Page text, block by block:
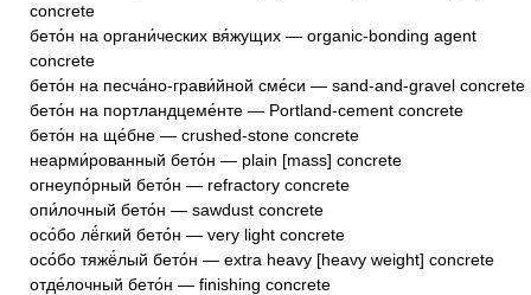
concrete
бето́н на органи́ческих вя́жущих — organic-bonding agent
concrete
бето́н на песча́но-грави́йной сме́си — sand-and-gravel concrete
бето́н на портландцеме́нте — Portland-cement concrete
бето́н на ще́бне — crushed-stone concrete
неарми́рованный бето́н — plain [mass] concrete
огнеупо́рный бето́н — refractory concrete
опи́лочный бето́н — sawdust concrete
осо́бо лё́гкий бето́н — very light concrete
осо́бо тяжё́лый бето́н — extra heavy [heavy weight] concrete
отде́лочный бето́н — finishing concrete